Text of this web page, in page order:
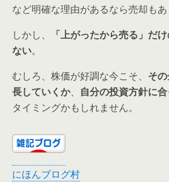
など明確な理由があるなら売却もあ
しかし、
「上がったから売る」だ
ない。
むしろ、株価が好調な今こそ、 そ
長していくか、 自分の投資方針に
タイミングかもしれません。
にほんブログ村